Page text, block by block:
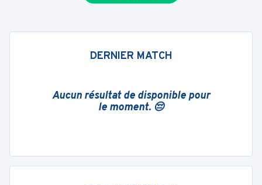
DERNIER MATCH
Aucun résultat de disponible pour
le moment. 😔